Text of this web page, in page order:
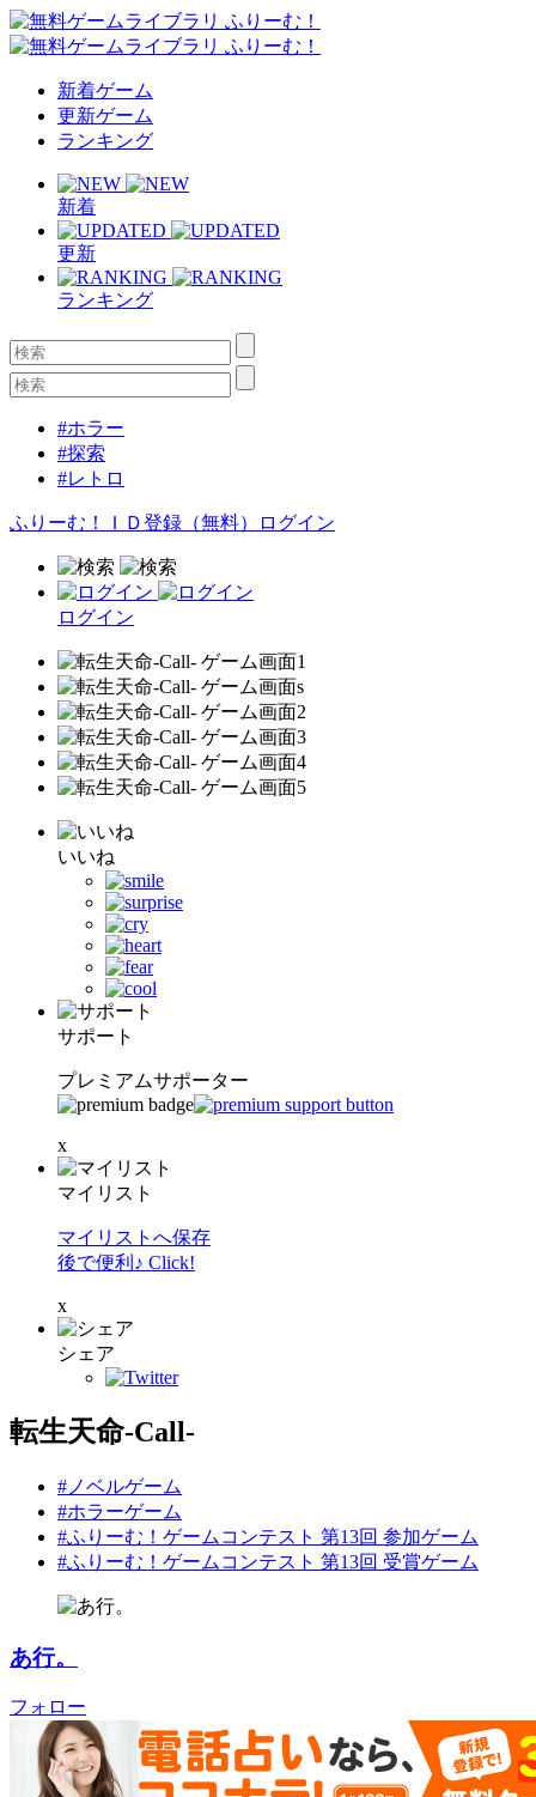
新着ゲーム
更新ゲーム
ランキング
新着
更新
ランキング
#ホラー
#探索
#レトロ
ふりーむ！ＩＤ登録（無料） ログイン
ログイン
いいね
サポート
プレミアムサポーター
x
マイリスト
マイリストへ保存
後で便利♪ Click!
x
シェア
転生天命-Call-
#ノベルゲーム
#ホラーゲーム
#ふりーむ！ゲームコンテスト 第13回 参加ゲーム
#ふりーむ！ゲームコンテスト 第13回 受賞ゲーム
あ行。
フォロー